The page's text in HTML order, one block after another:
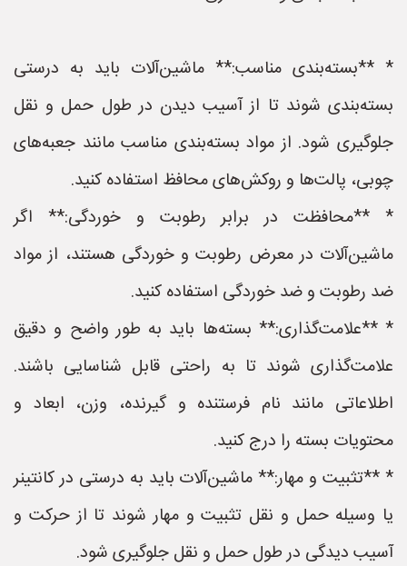
* **بسته‌بندی مناسب:** ماشین‌آلات باید به درستی
بسته‌بندی شوند تا از آسیب دیدن در طول حمل و نقل
جلوگیری شود. از مواد بسته‌بندی مناسب مانند جعبه‌های
چوبی، پالت‌ها و روکش‌های محافظ استفاده کنید.
* **محافظت در برابر رطوبت و خوردگی:** اگر
ماشین‌آلات در معرض رطوبت و خوردگی هستند، از مواد
ضد رطوبت و ضد خوردگی استفاده کنید.
* **علامت‌گذاری:** بسته‌ها باید به طور واضح و دقیق
علامت‌گذاری شوند تا به راحتی قابل شناسایی باشند.
اطلاعاتی مانند نام فرستنده و گیرنده، وزن، ابعاد و
محتویات بسته را درج کنید.
* **تثبیت و مهار:** ماشین‌آلات باید به درستی در کانتینر
یا وسیله حمل و نقل تثبیت و مهار شوند تا از حرکت و
آسیب دیدگی در طول حمل و نقل جلوگیری شود.